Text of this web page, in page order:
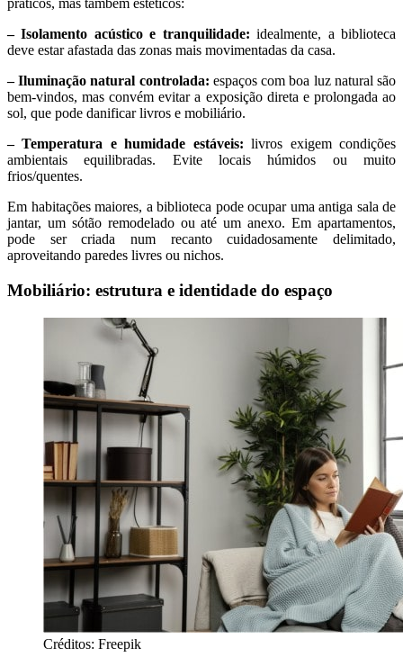
práticos, mas também estéticos:
– Isolamento acústico e tranquilidade: idealmente, a biblioteca
deve estar afastada das zonas mais movimentadas da casa.
– Iluminação natural controlada: espaços com boa luz natural são
bem-vindos, mas convém evitar a exposição direta e prolongada ao
sol, que pode danificar livros e mobiliário.
– Temperatura e humidade estáveis: livros exigem condições
ambientais equilibradas. Evite locais húmidos ou muito
frios/quentes.
Em habitações maiores, a biblioteca pode ocupar uma antiga sala de
jantar, um sótão remodelado ou até um anexo. Em apartamentos,
pode ser criada num recanto cuidadosamente delimitado,
aproveitando paredes livres ou nichos.
Mobiliário: estrutura e identidade do espaço
Créditos: Freepik